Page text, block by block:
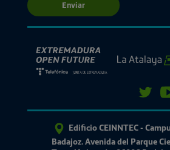
Enviar
Edificio CEINNTEC -
Badajoz. Avenida del Parque